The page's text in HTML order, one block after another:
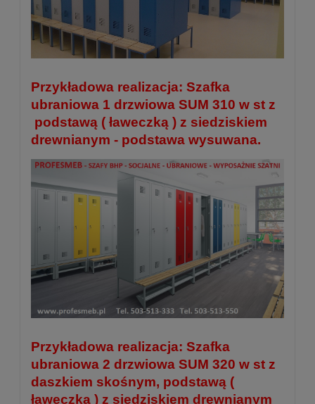
Przykładowa realizacja: Szafka
ubraniowa 1 drzwiowa SUM 310 w st z
podstawą ( ławeczką ) z siedziskiem
drewnianym - podstawa wysuwana.
Przykładowa realizacja: Szafka
ubraniowa 2 drzwiowa SUM 320 w st z
daszkiem skośnym, podstawą (
ławeczką ) z siedziskiem drewnianym